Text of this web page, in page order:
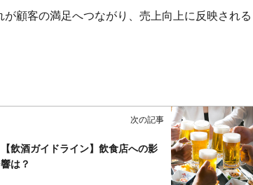
顧客の満足へつながり、売上向上に反映される
次の記事
【飲酒ガイドライン】飲食店への影
響は？